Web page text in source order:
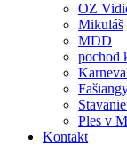
OZ
Mikuláš
MDD
pochod
Ples v
Kontakt